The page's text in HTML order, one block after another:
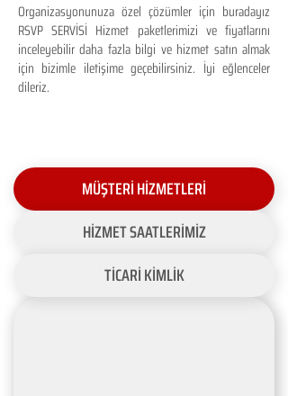
Organizasyonunuza özel çözümler için buradayız
RSVP SERVİSİ Hizmet paketlerimizi ve fiyatlarını
inceleyebilir daha fazla bilgi ve hizmet satın almak
için bizimle iletişime geçebilirsiniz. İyi eğlenceler
dileriz.
MÜŞTERİ HİZMETLERİ
HİZMET SAATLERİMİZ
TİCARİ KİMLİK